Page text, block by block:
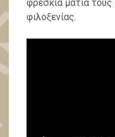
φρέσκια ματιά τους
φιλοξενίας.